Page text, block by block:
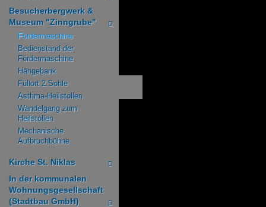
Besucherbergwerk &
Museum "Zinngrube"
Fördermaschine
Bedienstand der
Fördermaschine
Hängebank
Füllort 2.Sohle
Asthma-Heilstollen
Wandelgang zum
Heilstollen
Mechanische
Aufbruchbühne
Kirche St. Niklas
In der kommunalen
Wohnungsgesellschaft
(Stadtbau GmbH)